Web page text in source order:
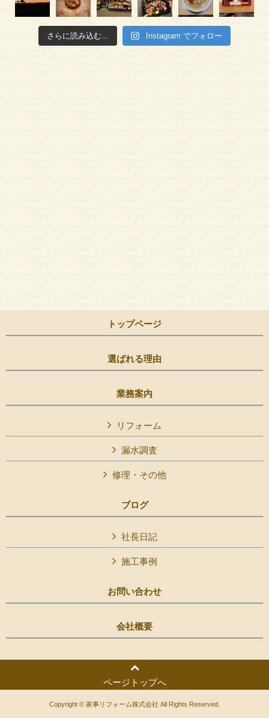
さらに読み込む... Instagram でフォロー
トップページ
選ばれる理由
業務案内
リフォーム
漏水調査
修理・その他
ブログ
社長日記
施工事例
お問い合わせ
会社概要
ページトップへ
Copyright © 家事リフォーム株式会社 All Rights Reserved.